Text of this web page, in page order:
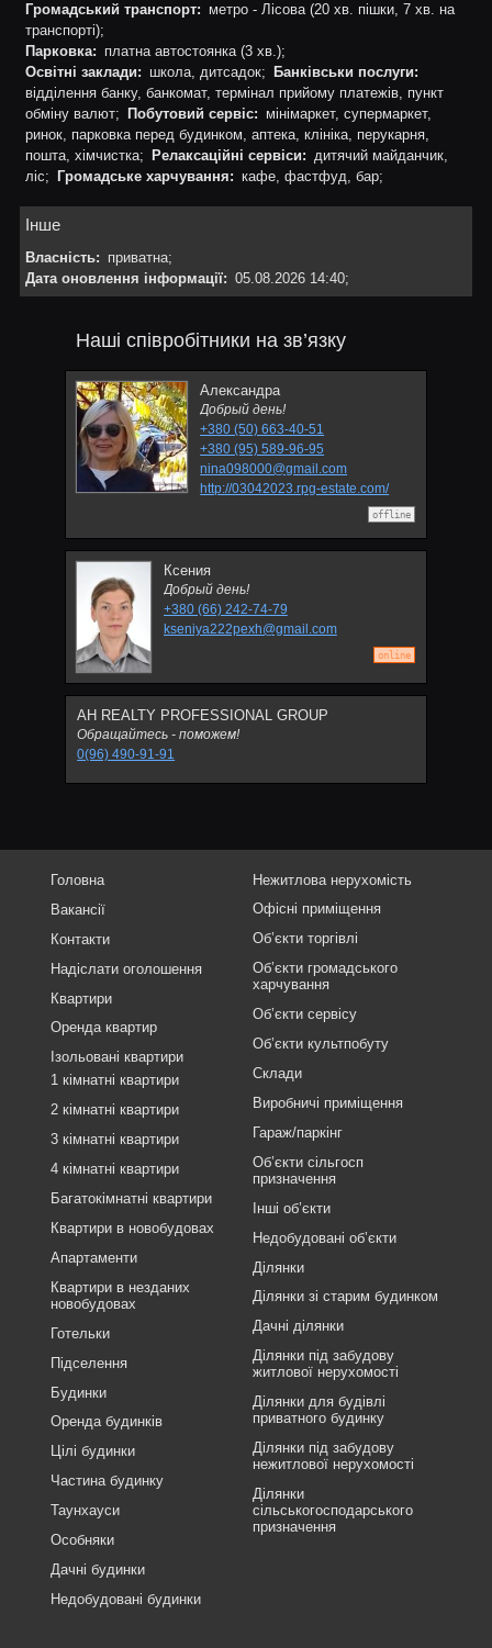
Громадський транспорт: метро - Лісова (20 хв. пішки, 7 хв. на
транспорті);
Парковка: платна автостоянка (3 хв.);
Освітні заклади: школа, дитсадок;
Банківськи послуги:
відділення банку, банкомат, термінал прийому платежів, пункт
обміну валют;
Побутовий сервіс: мінімаркет, супермаркет,
ринок, парковка перед будинком, аптека, клініка, перукарня,
пошта, хімчистка;
Релаксаційні сервіси: дитячий майданчик,
ліс;
Громадське харчування: кафе, фастфуд, бар;
Інше
Власність: приватна;
Дата оновлення інформації: 05.08.2026 14:40;
Наші співробітники на зв’язку
Александра
Добрый день!
+380 (50) 663-40-51
+380 (95) 589-96-95
nina098000@gmail.com
http://03042023.rpg-estate.com/
offline
Ксения
Добрый день!
+380 (66) 242-74-79
kseniya222pexh@gmail.com
online
АН REALTY PROFESSIONAL GROUP
Обращайтесь - поможем!
0(96) 490-91-91
Головна
Вакансії
Контакти
Надіслати оголошення
Квартири
Оренда квартир
Ізольовані квартири
1 кімнатні квартири
2 кімнатні квартири
3 кімнатні квартири
4 кімнатні квартири
Багатокімнатні квартири
Квартири в новобудовах
Апартаменти
Квартири в незданих
новобудовах
Готельки
Підселення
Будинки
Оренда будинків
Цілі будинки
Частина будинку
Таунхауси
Особняки
Дачні будинки
Недобудовані будинки
Нежитлова нерухомість
Офісні приміщення
Об’єкти торгівлі
Об’єкти громадського
харчування
Об’єкти сервісу
Об’єкти культпобуту
Склади
Виробничі приміщення
Гараж/паркінг
Об’єкти сільгосп
призначення
Інші об’єкти
Недобудовані об’єкти
Ділянки
Ділянки зі старим будинком
Дачні ділянки
Ділянки під забудову
житлової нерухомості
Ділянки для будівлі
приватного будинку
Ділянки під забудову
нежитлової нерухомості
Ділянки
сільськогосподарського
призначення